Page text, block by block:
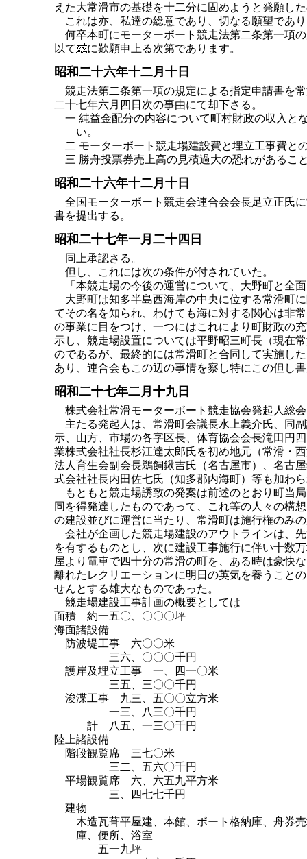
えた大常滑市の基礎を十二分に固めようと発願し
これは亦、私達の総意であり、切なる願望であ
何卒本町にモーターボート競走法第二条第一項
以て
に歎願申上る次第であります。
昭和二十六年十二月十日
競走法第二条第一項の規定による指定申請書を
二十七年六月四日次の事由にて却下さる。
一 純益金配分の内容について町村財政の収入と
い。
二 モーターボート競走場建設費と埋立工事費と
三 勝舟投票券売上高の見積過大の恐れがあるこ
昭和二十六年十二月十日
全国モーターボート競走会連合会会長足立正氏
書を提出する。
昭和二十七年一月二十四日
同上承認さる。
但し、これには次の条件が付されていた。
「本競走場の今後の運営について、大野町と全
大野町は知多半島西海岸の中央に位する常滑町
てその名を知られ、わけても海に対する関心は非
の事業に目をつけ、一つにはこれにより町財政の
示し、競走場設置については平野昭三町長（現在
のであるが、最終的には常滑町と合同して実施し
あり、連合会もこの辺の事情を察し特にこの但し
昭和二十七年二月十九日
株式会社常滑モーターボート競走協会発起人総
主たる発起人は、常滑町会議長水上義介氏、同
示、山方、市場の各字区長、体育協会会長滝田円
業株式会社社長杉江達太郎氏を初め地元（常滑・
法人育生会副会長鵜飼鍬吉氏（名古屋市）、名古
式会社社長内田佐七氏（知多郡内海町）等も加わ
もともと競走場誘致の発案は前述のとおり町当
同を得発達したものであって、これ等の人々の構
の建設並びに運営に当たり、常滑町は施行権のみ
会社が企画した競走場建設のアウトラインは、
を有するものとし、次に建設工事施行に伴い十数
屋より電車で四十分の常滑の町を、ある時は豪快
離れたレクリエーションに明日の英気を養うこと
せんとする雄大なものであった。
競走場建設工事計画の概要としては
面積 約一五〇、〇〇〇坪
海面諸設備
防波堤工事 六〇〇米
三六、〇〇〇千円
護岸及埋立工事 一、四一〇米
三五、三〇〇千円
浚渫工事 九三、五〇〇立方米
一三、八三〇千円
計 八五、一三〇千円
陸上諸設備
階段観覧席 三七〇米
三二、五六〇千円
平場観覧席 六、六五九平方米
三、四七七千円
建物
木造瓦葺平屋建、本館、ボート格納庫、舟券
庫、便所、浴室
五一九坪